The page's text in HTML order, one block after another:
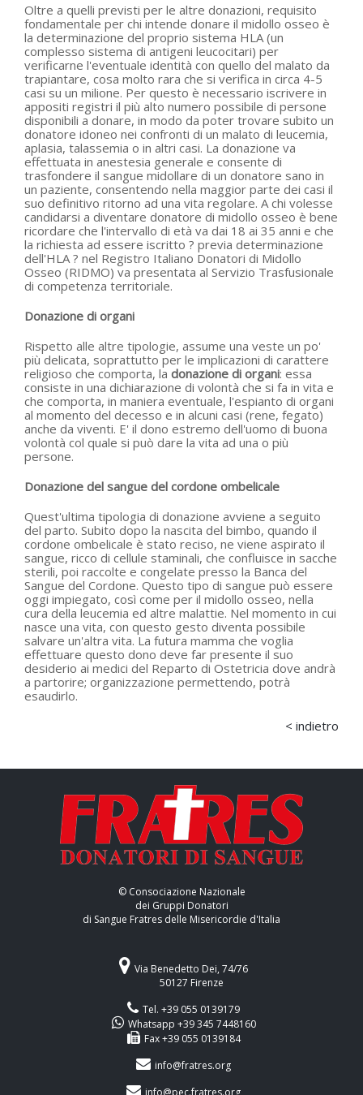
Oltre a quelli previsti per le altre donazioni, requisito
fondamentale per chi intende donare il midollo osseo è
la determinazione del proprio sistema HLA (un
complesso sistema di antigeni leucocitari) per
verificarne l'eventuale identità con quello del malato da
trapiantare, cosa molto rara che si verifica in circa 4-5
casi su un milione. Per questo è necessario iscrivere in
appositi registri il più alto numero possibile di persone
disponibili a donare, in modo da poter trovare subito un
donatore idoneo nei confronti di un malato di leucemia,
aplasia, talassemia o in altri casi. La donazione va
effettuata in anestesia generale e consente di
trasfondere il sangue midollare di un donatore sano in
un paziente, consentendo nella maggior parte dei casi il
suo definitivo ritorno ad una vita regolare. A chi volesse
candidarsi a diventare donatore di midollo osseo è bene
ricordare che l'intervallo di età va dai 18 ai 35 anni e che
la richiesta ad essere iscritto ? previa determinazione
dell'HLA ? nel Registro Italiano Donatori di Midollo
Osseo (RIDMO) va presentata al Servizio Trasfusionale
di competenza territoriale.
Donazione di organi
Rispetto alle altre tipologie, assume una veste un po'
più delicata, soprattutto per le implicazioni di carattere
religioso che comporta, la donazione di organi: essa
consiste in una dichiarazione di volontà che si fa in vita e
che comporta, in maniera eventuale, l'espianto di organi
al momento del decesso e in alcuni casi (rene, fegato)
anche da viventi. E' il dono estremo dell'uomo di buona
volontà col quale si può dare la vita ad una o più
persone.
Donazione del sangue del cordone ombelicale
Quest'ultima tipologia di donazione avviene a seguito
del parto. Subito dopo la nascita del bimbo, quando il
cordone ombelicale è stato reciso, ne viene aspirato il
sangue, ricco di cellule staminali, che confluisce in sacche
sterili, poi raccolte e congelate presso la Banca del
Sangue del Cordone. Questo tipo di sangue può essere
oggi impiegato, così come per il midollo osseo, nella
cura della leucemia ed altre malattie. Nel momento in cui
nasce una vita, con questo gesto diventa possibile
salvare un'altra vita. La futura mamma che voglia
effettuare questo dono deve far presente il suo
desiderio ai medici del Reparto di Ostetricia dove andrà
a partorire; organizzazione permettendo, potrà
esaudirlo.
< indietro
© Consociazione Nazionale
dei Gruppi Donatori
di Sangue Fratres delle Misericordie d'Italia
Via Benedetto Dei, 74/76
50127 Firenze
Tel. +39 055 0139179
Whatsapp +39 345 7448160
Fax +39 055 0139184
info@fratres.org
info@pec.fratres.org